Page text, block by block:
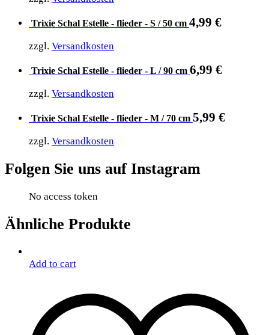
Trixie Schal Estelle - flieder - S / 50 cm 4,99 €
zzgl. Versandkosten
Trixie Schal Estelle - flieder - L / 90 cm 6,99 €
zzgl. Versandkosten
Trixie Schal Estelle - flieder - M / 70 cm 5,99 €
zzgl. Versandkosten
Folgen Sie uns auf Instagram
No access token
Ähnliche Produkte
Add to cart